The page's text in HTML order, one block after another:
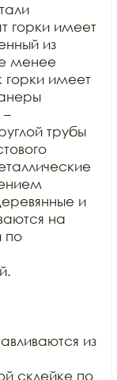
горки имеет
из
менее
имеет
–
трубы
и
на
по
из
склейке по